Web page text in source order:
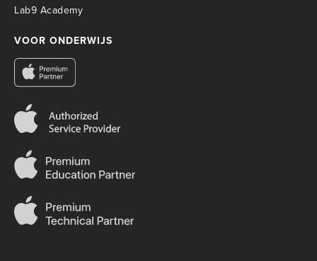
Lab9 Academy
VOOR ONDERWIJS